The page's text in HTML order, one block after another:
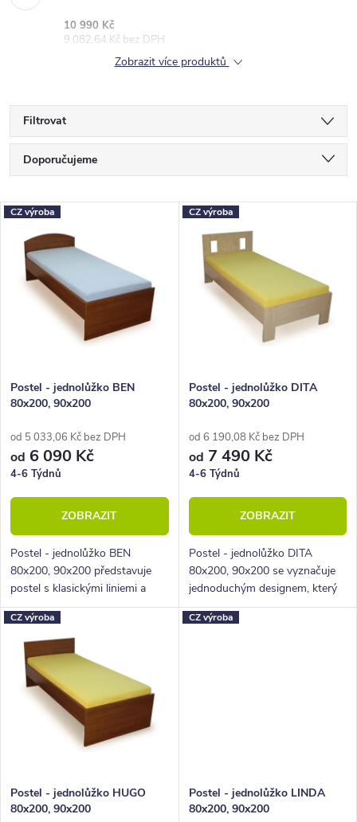
10 990 Kč
9 082,64 Kč bez DPH
Zobrazit více produktů
Filtrovat
a
z
o
d
u
k
t
ů
Doporučujeme
Nejdražší
Nejprodávanější
Abecedně
V
r
o
d
u
k
t
ů
CZ výroba
Postel - jednolůžko BEN
80x200, 90x200
od 5 033,06 Kč bez DPH
od 6 090 Kč
4-6 Týdnů
ZOBRAZIT
Postel - jednolůžko BEN
80x200, 90x200 představuje
postel s klasickými liniemi a
můžete k ní dokoupit další
ložnicový nábytek.
CZ výroba
Postel - jednolůžko DITA
80x200, 90x200
od 6 190,08 Kč bez DPH
od 7 490 Kč
4-6 Týdnů
ZOBRAZIT
Postel - jednolůžko DITA
80x200, 90x200 se vyznačuje
jednoduchým designem, který
se zalíbí každému.
CZ výroba
Postel - jednolůžko HUGO
80x200, 90x200
CZ výroba
Postel - jednolůžko LINDA
80x200, 90x200